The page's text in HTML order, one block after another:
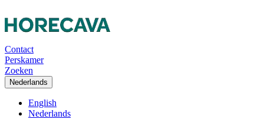
Contact
Perskamer
Zoeken
Nederlands
English
Nederlands